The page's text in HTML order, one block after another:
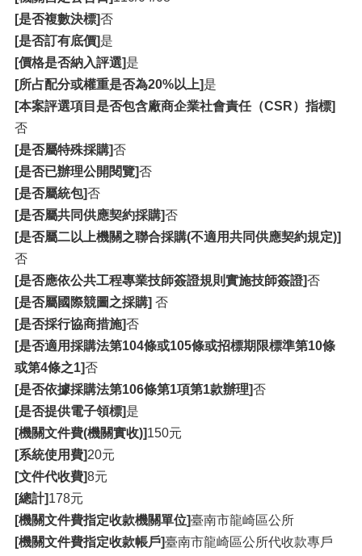
[是否複數決標]否
[是否訂有底價]是
[價格是否納入評選]是
[所占配分或權重是否為20%以上]是
[本案評選項目是否包含廠商企業社會責任（CSR）指標]
否
[是否屬特殊採購]否
[是否已辦理公開閱覽]否
[是否屬統包]否
[是否屬共同供應契約採購]否
[是否屬二以上機關之聯合採購(不適用共同供應契約規定)]
否
[是否應依公共工程專業技師簽證規則實施技師簽證]否
[是否屬國際競圖之採購] 否
[是否採行協商措施]否
[是否適用採購法第104條或105條或招標期限標準第10條
或第4條之1]否
[是否依據採購法第106條第1項第1款辦理]否
[是否提供電子領標]是
[機關文件費(機關實收)]150元
[系統使用費]20元
[文件代收費]8元
[總計]178元
[機關文件費指定收款機關單位]臺南市龍崎區公所
[機關文件費指定收款帳戶]臺南市龍崎區公所代收款專戶